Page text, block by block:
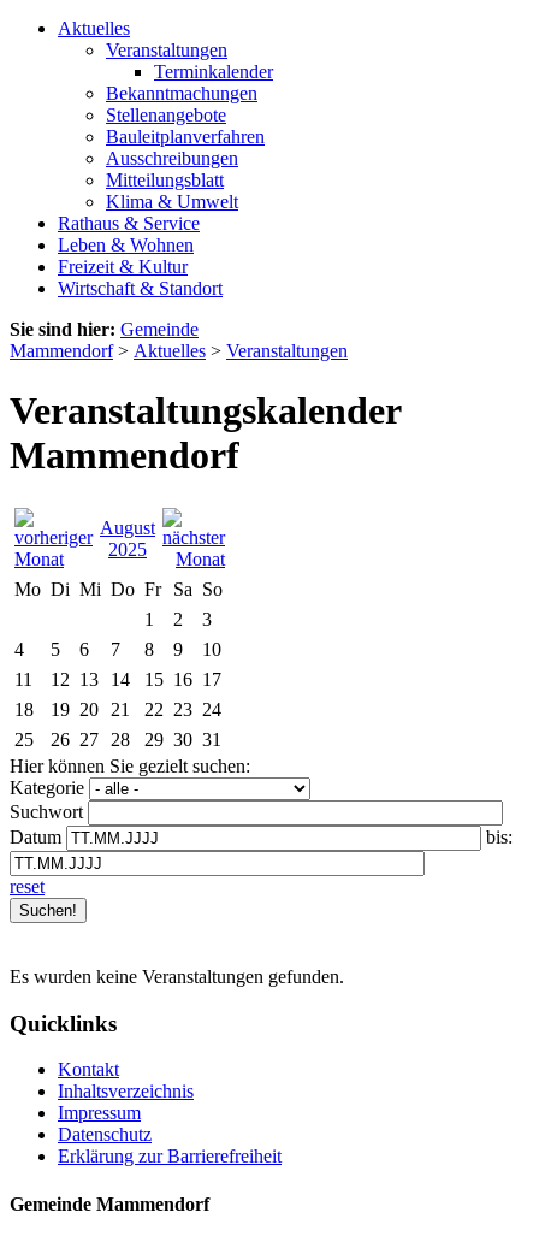
Aktuelles
Veranstaltungen
Terminkalender
Bekanntmachungen
Stellenangebote
Bauleitplanverfahren
Ausschreibungen
Mitteilungsblatt
Klima & Umwelt
Rathaus & Service
Leben & Wohnen
Freizeit & Kultur
Wirtschaft & Standort
Sie sind hier: Gemeinde
Mammendorf> Aktuelles > Veranstaltungen
Veranstaltungskalender
Mammendorf
August
2025
Mo Di Mi Do Fr Sa So
1
2
3
4
5 6 7 8 9
10
11
12 13 14 15 16 17
18
19 20 21 22 23 24
25
26 27 28 29 30 31
Hier können Sie gezielt suchen:
Kategorie
Suchwort
Datum
bis:
reset
Es wurden keine Veranstaltungen gefunden.
Quicklinks
Kontakt
Inhaltsverzeichnis
Impressum
Datenschutz
Erklärung zur Barrierefreiheit
Gemeinde Mammendorf